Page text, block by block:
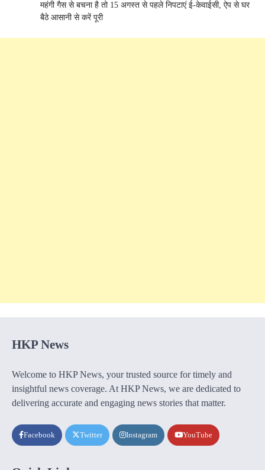
महंगी गैस से बचना है तो 15 अगस्त से पहले निपटाएं ई-केवाईसी, ऐप से घर
बैठे आसानी से करें पूरी
HKP News
Welcome to HKP News, your trusted source for timely and
insightful news coverage. At HKP News, we are dedicated to
delivering accurate and engaging news stories that matter.
Facebook Twitter Instagram YouTube